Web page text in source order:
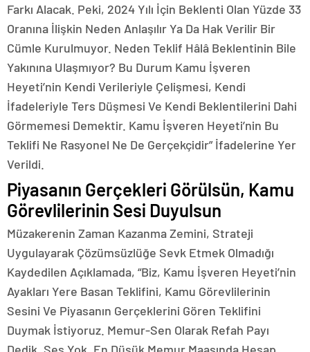
Farkı Alacak. Peki, 2024 Yılı İçin Beklenti Olan Yüzde 33
Oranına İlişkin Neden Anlaşılır Ya Da Hak Verilir Bir
Cümle Kurulmuyor. Neden Teklif Hâlâ Beklentinin Bile
Yakınına Ulaşmıyor? Bu Durum Kamu İşveren
Heyeti’nin Kendi Verileriyle Çelişmesi, Kendi
İfadeleriyle Ters Düşmesi Ve Kendi Beklentilerini Dahi
Görmemesi Demektir. Kamu İşveren Heyeti’nin Bu
Teklifi Ne Rasyonel Ne De Gerçekçidir” İfadelerine Yer
Verildi.
Piyasanın Gerçekleri Görülsün, Kamu
Görevlilerinin Sesi Duyulsun
Müzakerenin Zaman Kazanma Zemini, Strateji
Uygulayarak Çözümsüzlüğe Sevk Etmek Olmadığı
Kaydedilen Açıklamada, “Biz, Kamu İşveren Heyeti’nin
Ayakları Yere Basan Teklifini, Kamu Görevlilerinin
Sesini Ve Piyasanın Gerçeklerini Gören Teklifini
Duymak İstiyoruz. Memur-Sen Olarak Refah Payı